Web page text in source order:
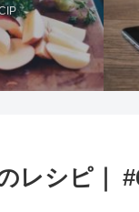
レシピ｜